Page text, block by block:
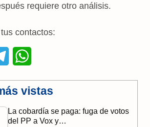
requiere otro análisis.
contactos:
l
e
a
t
vistas
La cobardía se paga: fuga de votos
del PP a Vox y…